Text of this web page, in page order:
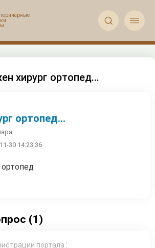
 
хирург ортопед...
ортопед...
30 14:23:36
(1)
портала :